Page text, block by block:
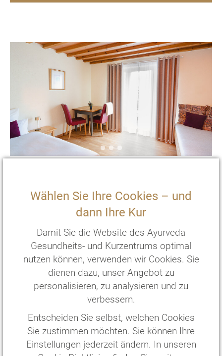
Wählen Sie Ihre Cookies – und
dann Ihre Kur
Damit Sie die Website des Ayurveda
Gesundheits- und Kurzentrums optimal
nutzen können, verwenden wir Cookies. Sie
dienen dazu, unser Angebot zu
personalisieren, zu analysieren und zu
verbessern.
Entscheiden Sie selbst, welchen Cookies
Sie zustimmen möchten. Sie können Ihre
Einstellungen jederzeit ändern. In unseren
Gästehaus
mit Terasse und zwei Einzelbetten
€176,— pro Person/Nacht
1056 pro Person/6
ZIMMER WÄHLEN